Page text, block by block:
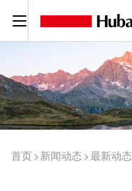
C
首页 I 新闻动态 I 最新动态